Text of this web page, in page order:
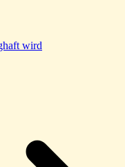
wird